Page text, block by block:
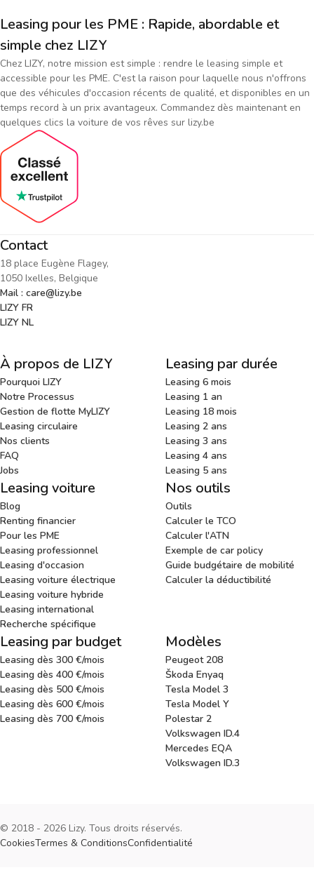
Leasing pour les PME : Rapide, abordable et
simple chez LIZY
Chez LIZY, notre mission est simple : rendre le leasing simple et
accessible pour les PME. C'est la raison pour laquelle nous n'offrons
que des véhicules d'occasion récents de qualité, et disponibles en un
temps record à un prix avantageux. Commandez dès maintenant en
quelques clics la voiture de vos rêves sur lizy.be
Contact
18 place Eugène Flagey,
1050 Ixelles, Belgique
Mail : care@lizy.be
LIZY FR
LIZY NL
À propos de LIZY
Pourquoi LIZY
Notre Processus
Gestion de flotte MyLIZY
Leasing circulaire
Nos clients
FAQ
Jobs
Leasing par durée
Leasing 6 mois
Leasing 1 an
Leasing 18 mois
Leasing 2 ans
Leasing 3 ans
Leasing 4 ans
Leasing 5 ans
Leasing voiture
Blog
Renting financier
Pour les PME
Leasing professionnel
Leasing d'occasion
Leasing voiture électrique
Leasing voiture hybride
Leasing international
Recherche spécifique
Nos outils
Outils
Calculer le TCO
Calculer l'ATN
Exemple de car policy
Guide budgétaire de mobilité
Calculer la déductibilité
Leasing par budget
Leasing dès 300 €/mois
Leasing dès 400 €/mois
Leasing dès 500 €/mois
Leasing dès 600 €/mois
Leasing dès 700 €/mois
Modèles
Peugeot 208
Škoda Enyaq
Tesla Model 3
Tesla Model Y
Polestar 2
Volkswagen ID.4
Mercedes EQA
Volkswagen ID.3
© 2018 - 2026 Lizy. Tous droits réservés.
CookiesTermes & ConditionsConfidentialité